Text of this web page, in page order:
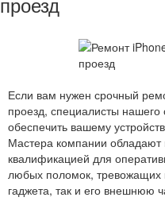
Если вам нужен срочный
проезд, специалисты нашего
обеспечить вашему
Мастера компании
квалификацией для
любых поломок,
гаджета, так и его внешнюю